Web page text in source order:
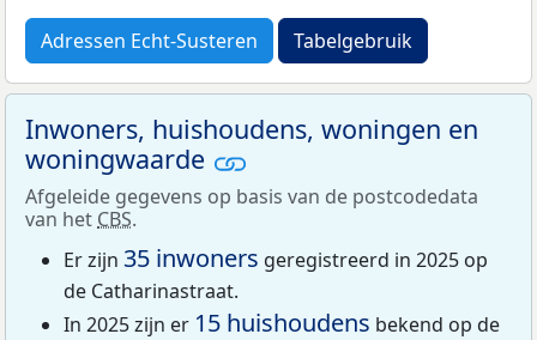
Adressen Echt-Susteren Tabelgebruik
Inwoners, huishoudens, woningen en
woningwaarde
Afgeleide gegevens op basis van de postcodedata
van het CBS.
Er zijn 35 inwoners geregistreerd in 2025 op
de Catharinastraat.
In 2025 zijn er 15 huishoudens bekend op de